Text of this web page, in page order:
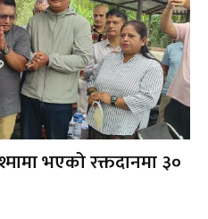
भएको रक्तदानमा ३०